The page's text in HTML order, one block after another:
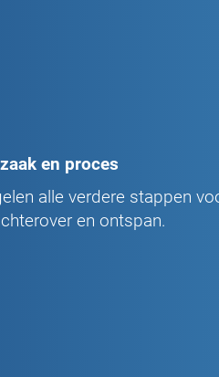
en proces
alle verdere stappen
en ontspan.